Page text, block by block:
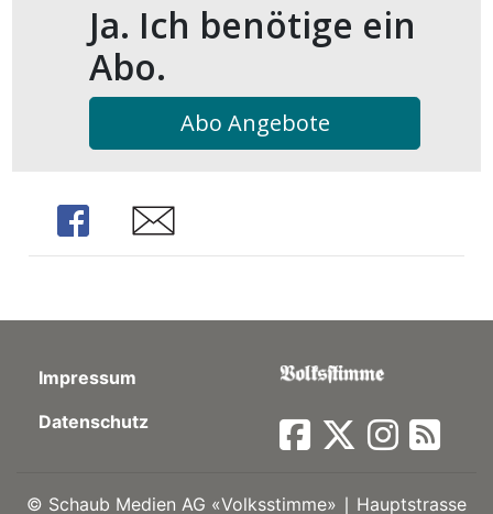
Ja. Ich benötige ein
Abo.
Abo Angebote
Share Share
Impressum
Datenschutz
© Schaub Medien AG «Volksstimme» ∣ Hauptstrasse